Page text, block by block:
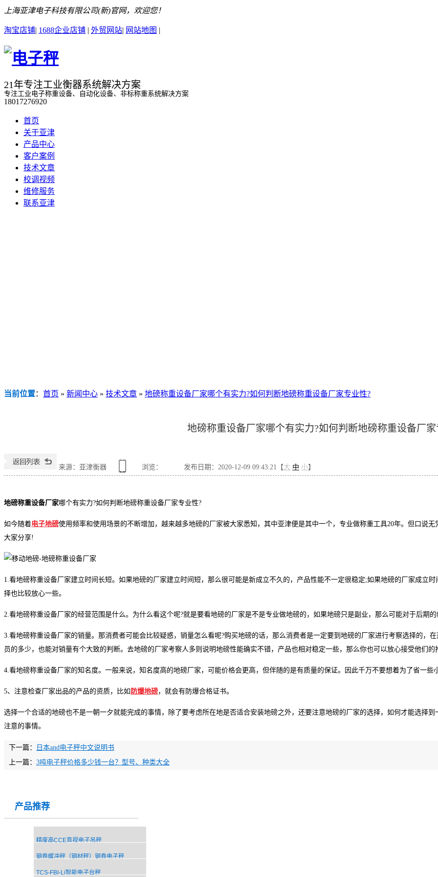
上海亚津电子科技有限公司(新)官网，欢迎您！
淘宝店铺| 1688企业店铺 | 外贸网站| 网站地图 |
21年专注工业衡器系统解决方案
专注工业电子称重设备、自动化设备、非标称重系统解决方案
18017276920
首页
关于亚津
产品中心
客户案例
技术文章
校调视频
维修服务
联系亚津
当前位置： 首页 » 新闻中心 » 技术文章 » 地磅称重设备厂家哪个有实力?如何判断地磅称重设备厂家专业性?
地磅称重设备厂家哪个有实力?如何判断地磅称重设备厂家
来源：亚津衡器 浏览： 发布日期：2020-12-09 09:43:21【大 中 小】
地磅称重设备厂家哪个有实力?如何判断地磅称重设备厂家专业性?
如今随着电子地磅使用频率和使用场景的不断增加，越来越多地磅的厂家被大家悉知，其中亚津便是其中一个，专业做称重工具20年。但口说
大家分享!
1.看地磅称重设备厂家建立时间长短。如果地磅的厂家建立时间短，那么很可能是新成立不久的，产品性能不一定很稳定;如果地磅的厂家成立
择也比较放心一些。
2.看地磅称重设备厂家的经营范围是什么。为什么看这个呢?就是要看地磅的厂家是不是专业做地磅的，如果地磅只是副业，那么可能对于后期
3.看地磅称重设备厂家的销量。那消费者可能会比较疑惑，销量怎么看呢?购买地磅的话，那么消费者是一定要到地磅的厂家进行考察选择的，
员的多少，也能对销量有个大致的判断。去地磅的厂家考察人多则说明地磅性能确实不错，产品也相对稳定一些，那么你也可以放心接受他们的
4.看地磅称重设备厂家的知名度。一般来说，知名度高的地磅厂家，可能价格会更高，但伴随的是有质量的保证。因此千万不要想着为了省一些
5、注意检查厂家出品的产品的资质，比如 防爆地磅，就会有防爆合格证书。
选择一个合适的地磅也不是一朝一夕就能完成的事情，除了要考虑所在地是否适合安装地磅之外，还要注意地磅的厂家的选择，如何才能选择
注意的事情。
下一篇：
日本and电子秤中文说明书
上一篇： 3吨电子秤价格多少钱一台？型号、种类大全
产品推荐
精度高CCE直视电子吊秤
钢卷缓冲秤（钢材秤）钢卷电子秤
TCS-FBI-Li智能电子台秤